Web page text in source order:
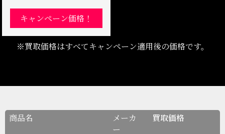
キャンペーン価格！
※買取価格はすべてキャンペーン適用後の価格です。
商品名
メーカ
ー
買取価格